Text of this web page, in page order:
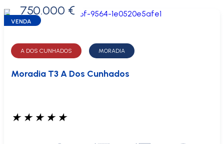
0 €
750.000 €
VENDA
A DOS CUNHADOS MORADIA
Moradia T3 A Dos Cunhados
★ ★ ★ ★ ★